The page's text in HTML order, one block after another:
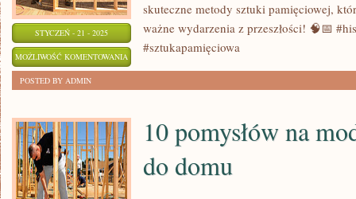
STYCZEŃ - 21 - 2025
MOŻLIWOŚĆ KOMENTOWANIA
HISTORYCZNYCH:
SKUTECZNE
METODY
ZOSTAŁA WYŁĄCZONA
skuteczne metody sztuki pamięciowej,
ważne wydarzenia z przeszłości! 🧠📅
#sztukapamięciowa
POSTED BY ADMIN
10 pomysłów na
do domu